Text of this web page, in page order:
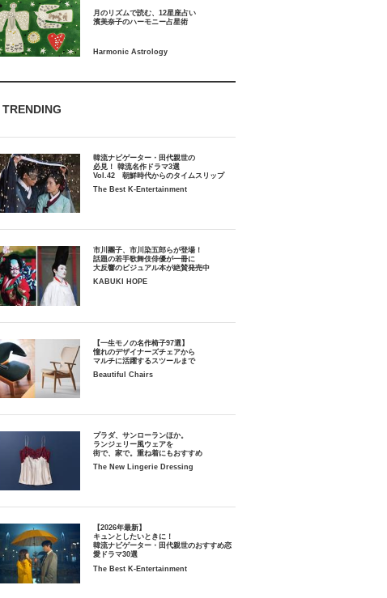
月のリズムで読む、12星座占い
TRENDING
韓流ナビゲーター・田代親世の
必見！ 韓流名作ドラマ3選
Vol.42 朝鮮時代からのタイムスリップ
The Best K-Entertainment
市川團子、市川染五郎らが登場！
話題の若手歌舞伎俳優が一冊に
大反響のビジュアル本が絶賛発売中
KABUKI HOPE
【一生モノの名作椅子97選】
憧れのデザイナーズチェアから
マルチに活躍するスツールまで
Beautiful Chairs
プラダ、サンローランほか。
ランジェリー風ウェアを
街で、家で。重ね着にもおすすめ
The New Lingerie Dressing
【2026年最新】
キュンとしたいときに！
韓流ナビゲーター・田代親世のおすすめ恋
愛ドラマ30選
The Best K-Entertainment